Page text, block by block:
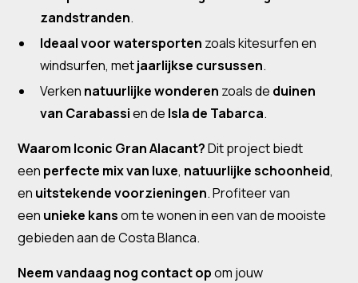
zandstranden.
Ideaal voor watersporten zoals kitesurfen en
windsurfen, metjaarlijkse cursussen.
Verken natuurlijke wonderen zoals de duinen
van Carabassien de Isla de Tabarca.
Waarom Iconic Gran Alacant?Dit project biedt
een perfecte mix van luxe, natuurlijke schoonheid,
en uitstekende voorzieningen. Profiteer van
een unieke kansom te wonen in een van de mooiste
gebieden aan de Costa Blanca.
Neem vandaag nog contact opom jouw